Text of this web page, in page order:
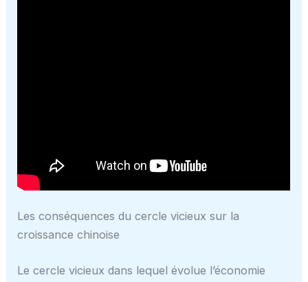
Les conséquences du cercle vicieux sur la
croissance chinoise
Le cercle vicieux dans lequel évolue l’économie